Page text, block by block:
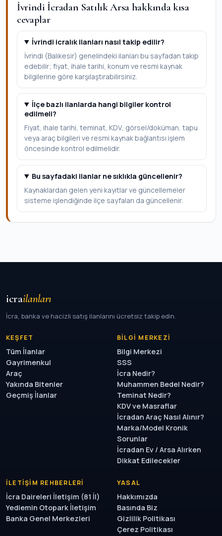
İvrindi İcradan Satılık Arsa hakkında kısa
cevaplar
İvrindi icralık ilanları nasıl takip edilir?
İvrindi (Balıkesir) genelindeki ilanları bu sayfadan takip
edebilir; fiyat, ihale tarihi, konum ve resmi kaynak
bilgilerine göre karşılaştırabilirsiniz.
İlçe bazlı ilanlarda hangi bilgiler kontrol
edilmeli?
Fiyat, ihale tarihi, teminat, KDV, görsel/doküman, tapu
veya araç bilgileri ve resmi kaynak bağlantısı işlem
öncesinde kontrol edilmelidir.
Bu sayfadaki ilanlar ne sıklıkla güncellenir?
Kaynaklardan gelen yeni kayıtlar ve güncellemeler
sisteme işlendiğinde ilçe sayfaları da güncellenir.
icrailanları
İcra, banka ve hacizli satış ilanlarını ücretsiz takip edin.
KEŞFET
Tüm İlanlar
Gayrimenkul
Araç
Yakında Bitenler
Geçmiş İlanlar
BILGI MERKEZI
Bilgi Merkezi
SSS
İcra Nedir?
Muhammen Bedel Nedir?
Teminat Nedir?
KDV ve Masraflar
İcradan Araç Nasıl Alınır?
Marka/Model Kronik
Sorunlar
İcradan Ev / Arsa Alırken
Dikkat Edilecekler
İLETIŞIM REHBERLERI
İcra Daireleri İletişim (81 İl)
Yediemin Otopark İletişim
Banka Genel Merkezleri
YASAL
Hakkımızda
Basında Biz
Gizlilik Politikası
Çerez Politikası